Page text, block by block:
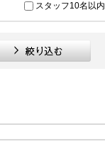
スタッフ10名以内